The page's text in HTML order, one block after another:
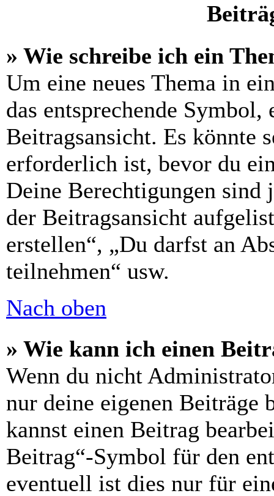
» Wie schreibe ich ein
Um eine neues Thema in
das entsprechende
Beitragsansicht. Es könnte
erforderlich ist, bevor du
Deine Berechtigungen sind
der Beitragsansicht
erstellen“, „Du darfst an
teilnehmen“ usw.
Nach oben
» Wie kann ich einen
Wenn du nicht
nur deine eigenen Beiträge
kannst einen Beitrag
Beitrag“-Symbol für den
eventuell ist dies nur für